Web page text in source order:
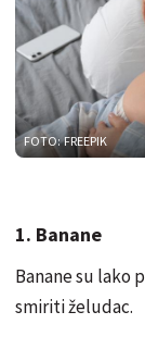
FOTO: FREEPIK
1. Banane
Banane su lako
smiriti želudac.